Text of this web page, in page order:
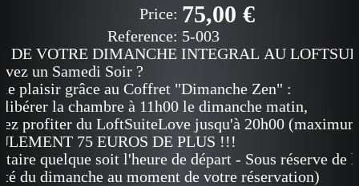
Price: 75,00 €
Reference: 5-003
DE VOTRE DIMANCHE INTEGRAL AU
un Samedi Soir ?
le plaisir grâce au Coffret "Dimanche Zen" :
la chambre à 11h00 le dimanche matin,
profiter du LoftSuiteLove jusqu'à 20h00
75 EUROS DE PLUS !!!
quelque soit l'heure de départ - Sous réserve de
du dimanche au moment de votre réservation)